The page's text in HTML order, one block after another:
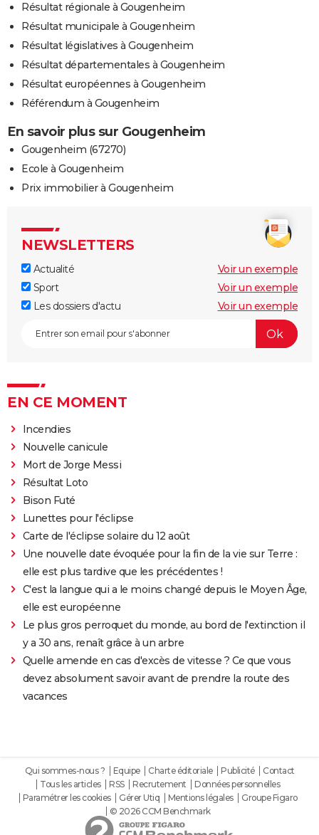
Résultat régionale à Gougenheim
Résultat municipale à Gougenheim
Résultat législatives à Gougenheim
Résultat départementales à Gougenheim
Résultat européennes à Gougenheim
Référendum à Gougenheim
En savoir plus sur Gougenheim
Gougenheim (67270)
Ecole à Gougenheim
Prix immobilier à Gougenheim
NEWSLETTERS
Actualité
Voir un exemple
Sport
Voir un exemple
Les dossiers d'actu
Voir un exemple
EN CE MOMENT
Incendies
Nouvelle canicule
Mort de Jorge Messi
Résultat Loto
Bison Futé
Lunettes pour l'éclipse
Carte de l'éclipse solaire du 12 août
Une nouvelle date évoquée pour la fin de la vie sur Terre :
elle est plus tardive que les précédentes !
C'est la langue qui a le moins changé depuis le Moyen Âge,
elle est européenne
Le plus gros perroquet du monde, au bord de l'extinction il
y a 30 ans, renaît grâce à un arbre
Quelle amende en cas d'excès de vitesse ? Ce que vous
devez absolument savoir avant de prendre la route des
vacances
Qui sommes-nous ? Equipe Charte éditoriale Publicité
Contact
Tous les articles
RSS Recrutement
Données personnelles
Paramétrer les cookies
Gérer Utiq Mentions légales
Groupe Figaro
© 2026 CCM Benchmark